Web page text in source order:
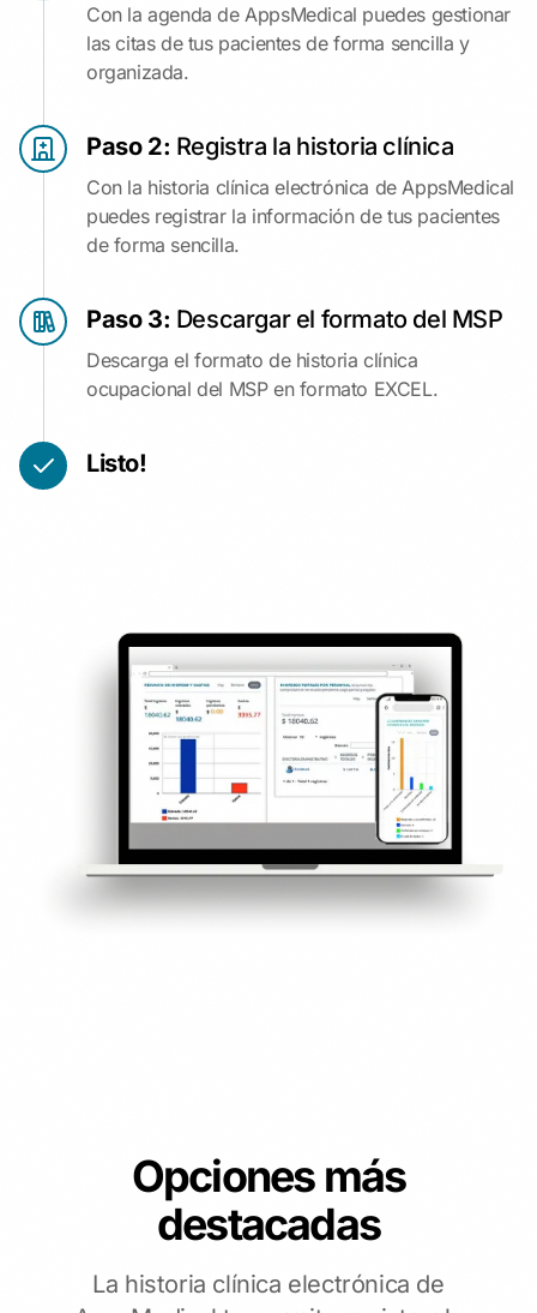
Con la agenda de AppsMedical puedes gestionar
las citas de tus pacientes de forma sencilla y
organizada.
Paso 2: Registra la historia clínica
Con la historia clínica electrónica de AppsMedical
puedes registrar la información de tus pacientes
de forma sencilla.
Paso 3: Descargar el formato del MSP
Descarga el formato de historia clínica
ocupacional del MSP en formato EXCEL.
Listo!
Opciones más
destacadas
La historia clínica electrónica de